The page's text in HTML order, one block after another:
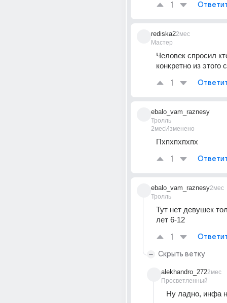
1
rediska2
Мастер
2мес
Человек спросил
конкретно из
1
ebalo_vam_raznesy
Тролль
2месИзменено
Пхпхпхпхпх
1
ebalo_vam_raznesy
Тролль
2мес
Тут нет девушек
лет 6-12
1
Скрыть ветку
alekhandro_272
Просветленный
2мес
Ну ладно, инфа